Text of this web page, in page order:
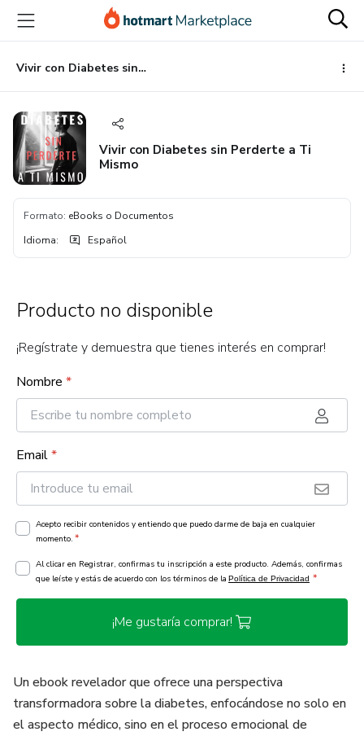
principal
página
de
página
Vivir con Diabetes sin Perderte a Ti Mismo
Vivir con Diabetes sin Perderte a Ti
Mismo
Formato: eBooks o Documentos
Idioma: Español
Producto no disponible
¡Regístrate y demuestra que tienes interés en comprar!
Nombre *
Email*
Acepto recibir contenidos y entiendo que puedo darme de baja en cualquier
momento. *
Al clicar en Registrar, confirmas tu inscripción a este producto. Además, confirmas
que leíste y estás de acuerdo con los términos de la Política de Privacidad *
¡Me gustaría comprar!
Un ebook revelador que ofrece una perspectiva
transformadora sobre la diabetes, enfocándose no solo en
el aspecto médico, sino en el proceso emocional de